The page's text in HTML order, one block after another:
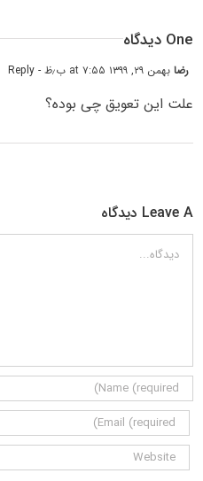
One دیدگاه
رضابهمن ۲۹, ۱۳۹۹ at ۷:۵۵ ب٫ظ - Reply
علت این تعویق چی بوده؟
Leave A دیدگاه
دیدگاه